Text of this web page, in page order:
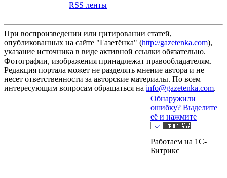
RSS ленты
При воспроизведении или цитировании статей,
опубликованных на сайте "Газетёнка" (http://gazetenka.com),
указание источника в виде активной ссылки обязательно.
Фотографии, изображения принадлежат правообладателям.
Редакция портала может не разделять мнение автора и не
несет ответственности за авторские материалы. По всем
интересующим вопросам обращаться на info@gazetenka.com.
Обнаружили
ошибку? Выделите
её и нажмите
Работаем на 1C-
Битрикс